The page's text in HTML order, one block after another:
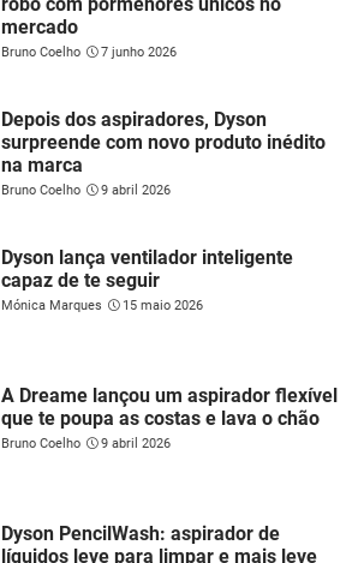
mercado
Bruno Coelho 7 junho 2026
Depois dos aspiradores, Dyson
surpreende com novo produto inédito
na marca
Bruno Coelho 9 abril 2026
Dyson lança ventilador inteligente
capaz de te seguir
Mónica Marques 15 maio 2026
A Dreame lançou um aspirador flexível
que te poupa as costas e lava o chão
Bruno Coelho 9 abril 2026
Dyson PencilWash: aspirador de
líquidos leve para limpar e mais leve